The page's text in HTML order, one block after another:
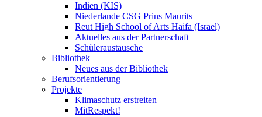
Indien (KIS)
Niederlande CSG Prins Maurits
Reut High School of Arts Haifa (Israel)
Aktuelles aus der Partnerschaft
Schüleraustausche
Bibliothek
Neues aus der Bibliothek
Berufsorientierung
Projekte
Klimaschutz erstreiten
MitRespekt!